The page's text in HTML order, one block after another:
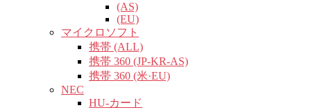
(AS)
(EU)
マイクロソフト
携帯 (ALL)
携帯 360 (JP-KR-AS)
携帯 360 (米·EU)
NEC
HU-カード